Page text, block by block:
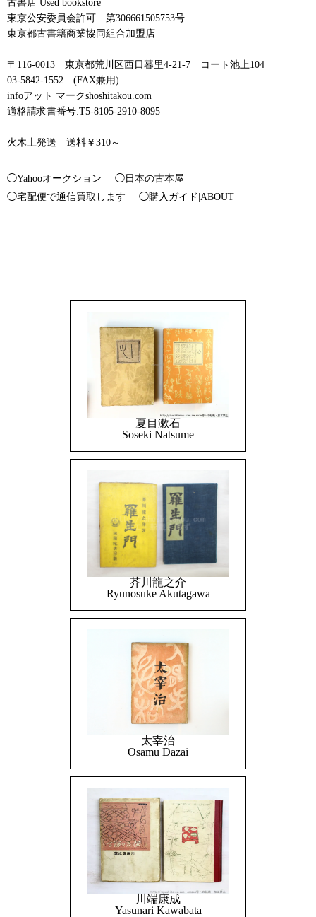
古書店 Used bookstore
東京公安委員会許可 第306661505753号
東京都古書籍商業協同組合加盟店
〒116-0013 東京都荒川区西日暮里4-21-7 コート池上104
03-5842-1552 (FAX兼用)
infoアット マークshoshitakou.com
適格請求書番号:T5-8105-2910-8095
火木土発送 送料￥310～
◯Yahooオークション
◯日本の古本屋
◯宅配便で通信買取します
◯購入ガイド|ABOUT
夏目漱石
Soseki Natsume
芥川龍之介
Ryunosuke Akutagawa
太宰治
Osamu Dazai
川端康成
Yasunari Kawabata